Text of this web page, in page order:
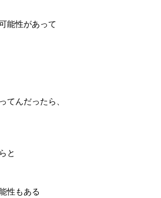
能性があって
てんだったら、
と
性もある